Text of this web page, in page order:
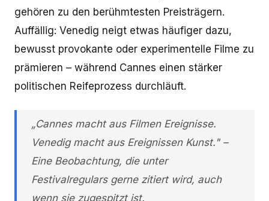
gehören zu den berühmtesten Preisträgern.
Auffällig: Venedig neigt etwas häufiger dazu,
bewusst provokante oder experimentelle Filme zu
prämieren – während Cannes einen stärker
politischen Reifeprozess durchläuft.
„Cannes macht aus Filmen Ereignisse.
Venedig macht aus Ereignissen Kunst." –
Eine Beobachtung, die unter
Festivalregulars gerne zitiert wird, auch
wenn sie zugespitzt ist.